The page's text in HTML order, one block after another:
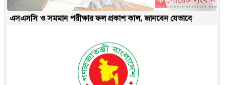
এসএসসি ও সমমান পরীক্ষার ফল প্রকাশ কাল, জানবেন যেভাবে